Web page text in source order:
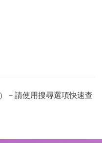
－請使用搜尋選項快速查